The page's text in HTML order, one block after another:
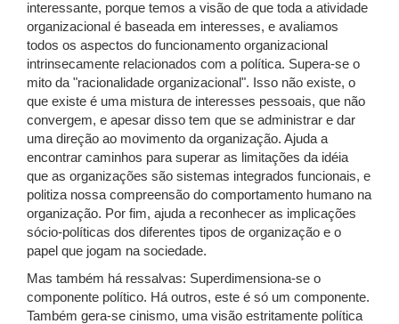
interessante, porque temos a visão de que toda a atividade
organizacional é baseada em interesses, e avaliamos
todos os aspectos do funcionamento organizacional
intrinsecamente relacionados com a política. Supera-se o
mito da "racionalidade organizacional". Isso não existe, o
que existe é uma mistura de interesses pessoais, que não
convergem, e apesar disso tem que se administrar e dar
uma direção ao movimento da organização. Ajuda a
encontrar caminhos para superar as limitações da idéia
que as organizações são sistemas integrados funcionais, e
politiza nossa compreensão do comportamento humano na
organização. Por fim, ajuda a reconhecer as implicações
sócio-políticas dos diferentes tipos de organização e o
papel que jogam na sociedade.
Mas também há ressalvas: Superdimensiona-se o
componente político. Há outros, este é só um componente.
Também gera-se cinismo, uma visão estritamente política